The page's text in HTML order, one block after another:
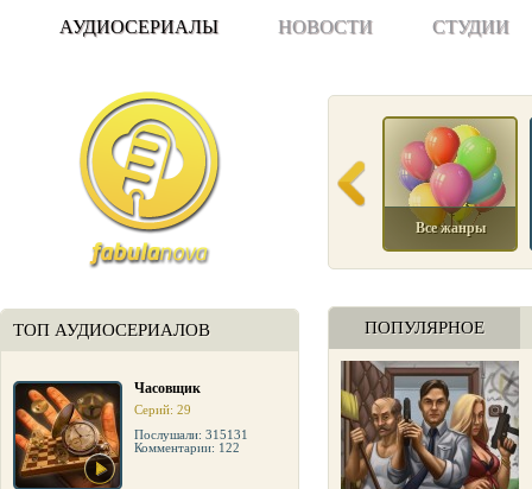
АУДИОСЕРИАЛЫ НОВОСТИ СТУДИИ
ТОП АУДИОСЕРИАЛОВ
Часовщик
Серий: 29
Послушали: 315131
Комментарии: 122
Все жанры
ПОПУЛЯРНОЕ